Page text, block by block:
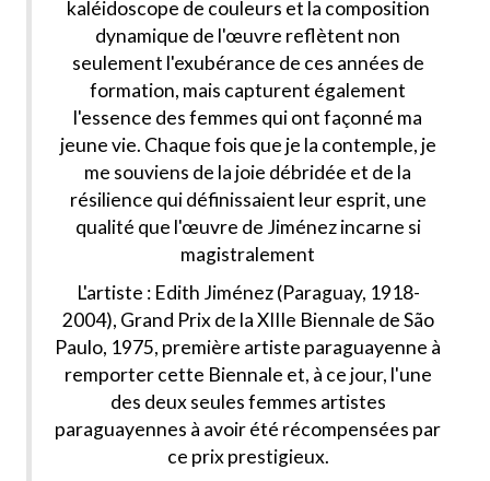
kaléidoscope de couleurs et la composition
dynamique de l'œuvre reflètent non
seulement l'exubérance de ces années de
formation, mais capturent également
l'essence des femmes qui ont façonné ma
jeune vie. Chaque fois que je la contemple, je
me souviens de la joie débridée et de la
résilience qui définissaient leur esprit, une
qualité que l'œuvre de Jiménez incarne si
magistralement
L'artiste : Edith Jiménez (Paraguay, 1918-
2004), Grand Prix de la XIIIe Biennale de São
Paulo, 1975, première artiste paraguayenne à
remporter cette Biennale et, à ce jour, l'une
des deux seules femmes artistes
paraguayennes à avoir été récompensées par
ce prix prestigieux.